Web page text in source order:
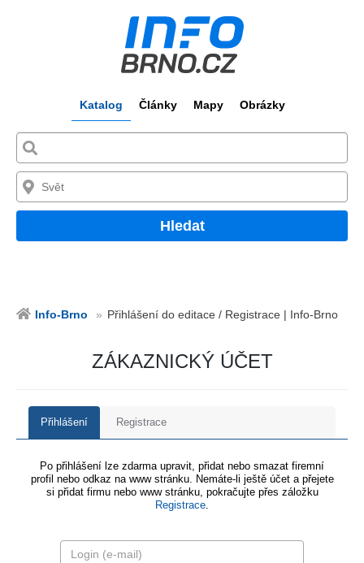
Katalog Články Mapy Obrázky
Hledat
Info-Brno Přihlášení do editace / Registrace | Info-Brno
ZÁKAZNICKÝ ÚČET
Přihlášení Registrace
Po přihlášení lze zdarma upravit, přidat nebo smazat firemní
profil nebo odkaz na www stránku. Nemáte-li ještě účet a přejete
si přidat firmu nebo www stránku, pokračujte přes záložku
Registrace.